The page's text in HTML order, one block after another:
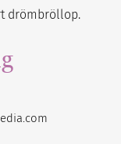
drömbröllop.